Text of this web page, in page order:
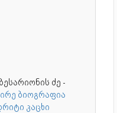
ძე -
ბიოგრაფია
კაცხი